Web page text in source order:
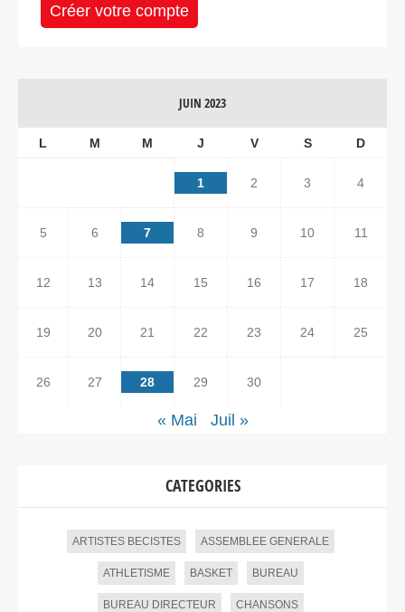
Créer votre compte
JUIN 2023
L M M J V S D
1 2 3 4
5 6 7 8 9 10 11
12 13 14 15 16 17 18
19 20 21 22 23 24 25
26 27 28 29 30
« Mai Juil »
CATEGORIES
ARTISTES BECISTES ASSEMBLEE GENERALE
ATHLETISME BASKET BUREAU
BUREAU DIRECTEUR CHANSONS